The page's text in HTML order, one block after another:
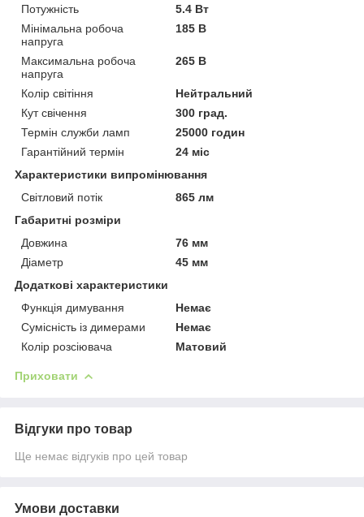
Потужність
5.4 Вт
Мінімальна робоча
напруга
185 В
Максимальна робоча
напруга
265 В
Колір світіння
Нейтральний
Кут свічення
300 град.
Термін служби ламп
25000 годин
Гарантійний термін
24 міс
Характеристики випромінювання
Світловий потік
865 лм
Габаритні розміри
Довжина
76 мм
Діаметр
45 мм
Додаткові характеристики
Функція димування
Немає
Сумісність із димерами
Немає
Колір розсіювача
Матовий
Приховати
Відгуки про товар
Ще немає відгуків про цей товар
Умови доставки